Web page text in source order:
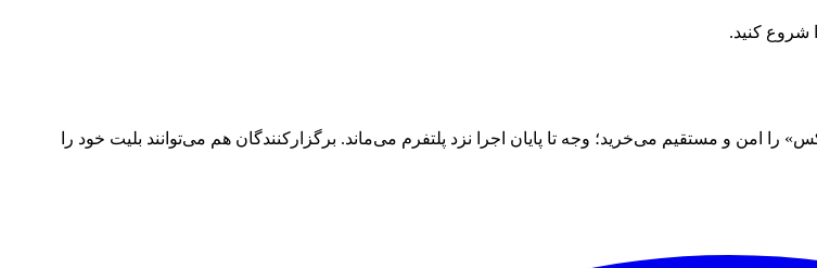
شروع کنید.
امن و مستقیم می‌خرید؛ وجه تا پایان اجرا نزد پلتفرم می‌ماند. برگزارکنندگان هم می‌توانند بلیت خود را